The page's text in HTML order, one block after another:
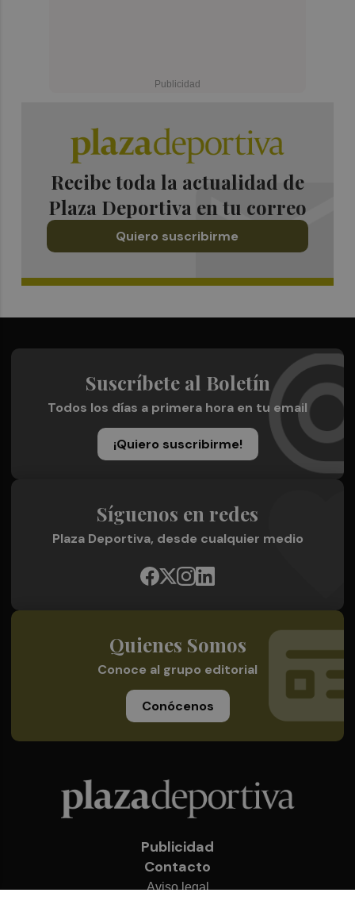
Recibe toda la actualidad de
Plaza Deportiva en tu correo
Quiero suscribirme
Suscríbete al Boletín
Todos los días a primera hora en tu email
¡Quiero suscribirme!
Síguenos en redes
Plaza Deportiva, desde cualquier medio
Quienes Somos
Conoce al grupo editorial
Conócenos
Publicidad
Contacto
Aviso legal